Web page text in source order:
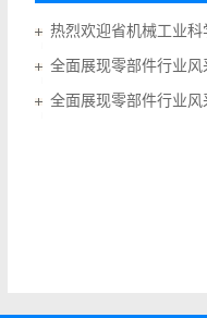
全面展现零部件行业
全面展现零部件行业